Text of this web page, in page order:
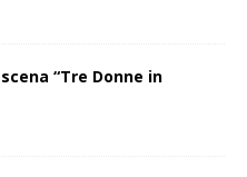
“Tre Donne in